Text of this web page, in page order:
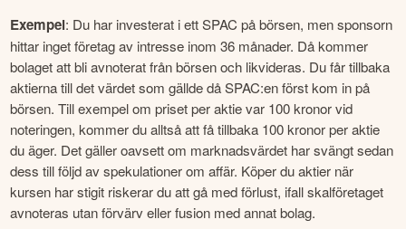
Exempel: Du har investerat i ett SPAC på börsen, men sponsorn
hittar inget företag av intresse inom 36 månader. Då kommer
bolaget att bli avnoterat från börsen och likvideras. Du får tillbaka
aktierna till det värdet som gällde då SPAC:en först kom in på
börsen. Till exempel om priset per aktie var 100 kronor vid
noteringen, kommer du alltså att få tillbaka 100 kronor per aktie
du äger. Det gäller oavsett om marknadsvärdet har svängt sedan
dess till följd av spekulationer om affär. Köper du aktier när
kursen har stigit riskerar du att gå med förlust, ifall skalföretaget
avnoteras utan förvärv eller fusion med annat bolag.